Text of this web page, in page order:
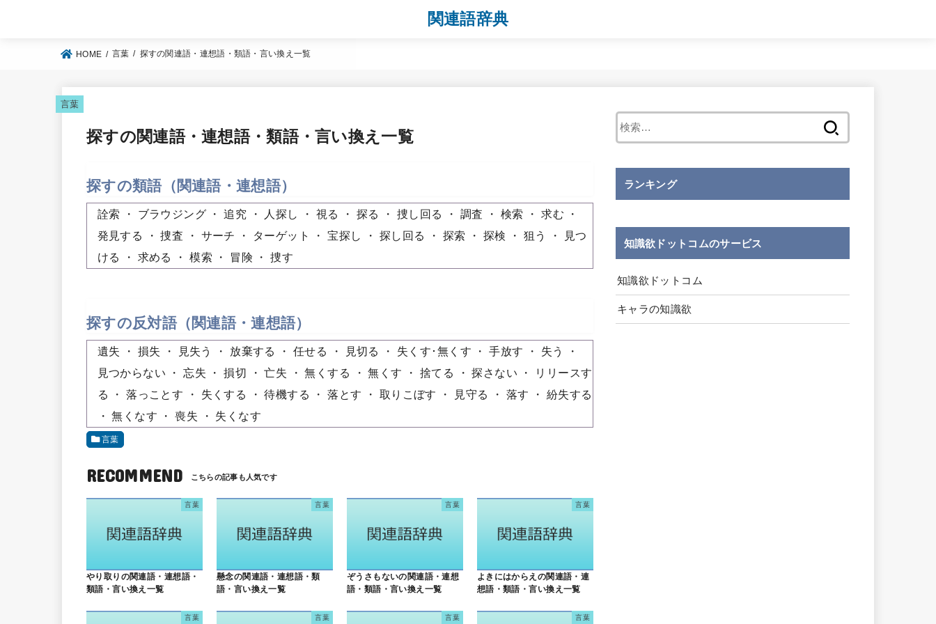
関連語辞典
HOME 言葉 探すの関連語・連想語・類語・言い換え一覧
言葉
探すの関連語・連想語・類語・言い換え一覧
探すの類語（関連語・連想語）
詮索 ブラウジング 追究 人探し 視る 探る 捜し回る 調査 検索
求む
発見する
捜査 サーチ ターゲット 宝探し 探し回る 探索 探検 狙う
見つ
ける
求める 模索 冒険 捜す
探すの反対語（関連語・連想語）
遺失 損失 見失う 放棄する 任せる 見切る 失くす･無くす 手放す
失う
見つからない
忘失 損切 亡失 無くする 無くす 捨てる 探さない
リリースす
る
落っことす 失くする 待機する 落とす 取りこぼす 見守る 落す
紛失する
無くなす
喪失 失くなす
言葉
RECOMMEND
言葉
やり取りの関連語・連想語・
類語・言い換え一覧
言葉
懸念の関連語・連想語・類
語・言い換え一覧
言葉
ぞうさもないの関連語・連想
語・類語・言い換え一覧
言葉
よきにはからえの関連語・連
想語・類語・言い換え一覧
言葉 言葉 言葉 言葉
ランキング
知識欲ドットコムのサービス
知識欲ドットコム
キャラの知識欲